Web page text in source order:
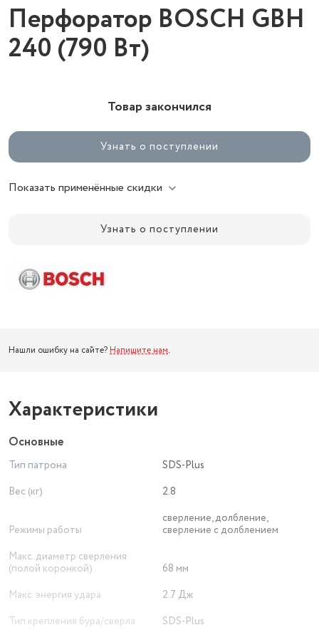
Перфоратор BOSCH GBH
240 (790 Вт)
Товар закончился
Узнать о поступлении
Показать применённые скидки
Узнать о поступлении
Нашли ошибку на сайте? Напишите нам.
Характеристики
Основные
Тип патрона
SDS-Plus
Вес (кг)
2.8
Режимы работы
сверление, долбление,
сверление с долблением
Макс. диаметр сверления
(полой коронкой)
68 мм
Макс. энергия удара
2.7 Дж
Тип крепления бура/сверла
SDS-Plus